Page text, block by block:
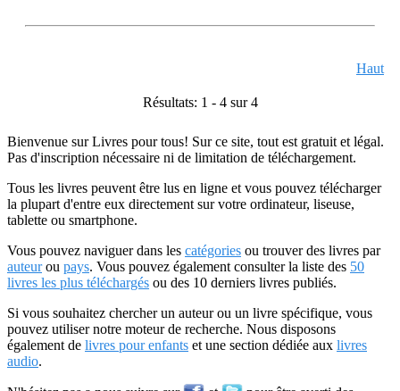
Haut
Résultats: 1 - 4 sur 4
Bienvenue sur Livres pour tous! Sur ce site, tout est gratuit et légal.
Pas d'inscription nécessaire ni de limitation de téléchargement.
Tous les livres peuvent être lus en ligne et vous pouvez télécharger
la plupart d'entre eux directement sur votre ordinateur, liseuse,
tablette ou smartphone.
Vous pouvez naviguer dans les catégories ou trouver des livres par
auteurou pays. Vous pouvez également consulter la liste des 50
livres les plus téléchargés ou des 10 derniers livres publiés.
Si vous souhaitez chercher un auteur ou un livre spécifique, vous
pouvez utiliser notre moteur de recherche. Nous disposons
également de livres pour enfants et une section dédiée aux livres
audio.